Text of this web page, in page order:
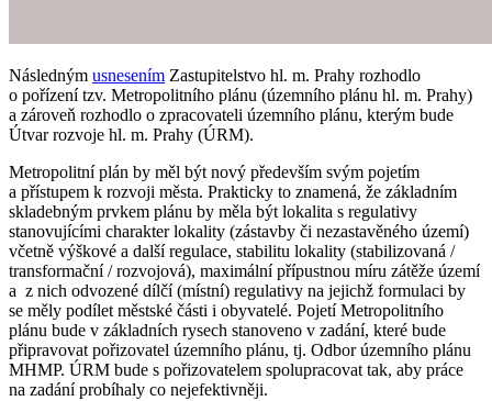
Následným usnesením Zastupitelstvo hl. m. Prahy rozhodlo
o pořízení tzv. Metropolitního plánu (územního plánu hl. m. Prahy)
a zároveň rozhodlo o zpracovateli územního plánu, kterým bude
Útvar rozvoje hl. m. Prahy (ÚRM).
Metropolitní plán by měl být nový především svým pojetím
a přístupem k rozvoji města. Prakticky to znamená, že základním
skladebným prvkem plánu by měla být lokalita s regulativy
stanovujícími charakter lokality (zástavby či nezastavěného území)
včetně výškové a další regulace, stabilitu lokality (stabilizovaná /
transformační / rozvojová), maximální přípustnou míru zátěže území
a z nich odvozené dílčí (místní) regulativy na jejichž formulaci by
se měly podílet městské části i obyvatelé. Pojetí Metropolitního
plánu bude v základních rysech stanoveno v zadání, které bude
připravovat pořizovatel územního plánu, tj. Odbor územního plánu
MHMP. ÚRM bude s pořizovatelem spolupracovat tak, aby práce
na zadání probíhaly co nejefektivněji.